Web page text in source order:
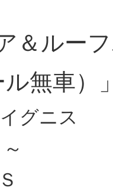
＆ルー
ル無車）
グニス